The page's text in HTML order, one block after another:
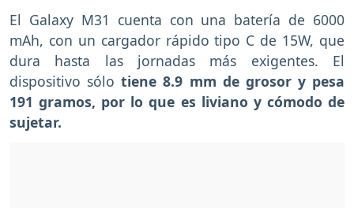
El Galaxy M31 cuenta con una batería de 6000
mAh, con un cargador rápido tipo C de 15W, que
dura hasta las jornadas más exigentes. El
dispositivo sólo tiene 8.9 mm de grosor y pesa
191 gramos, por lo que es liviano y cómodo de
sujetar.